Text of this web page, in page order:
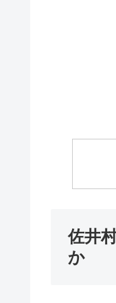
佐井
か